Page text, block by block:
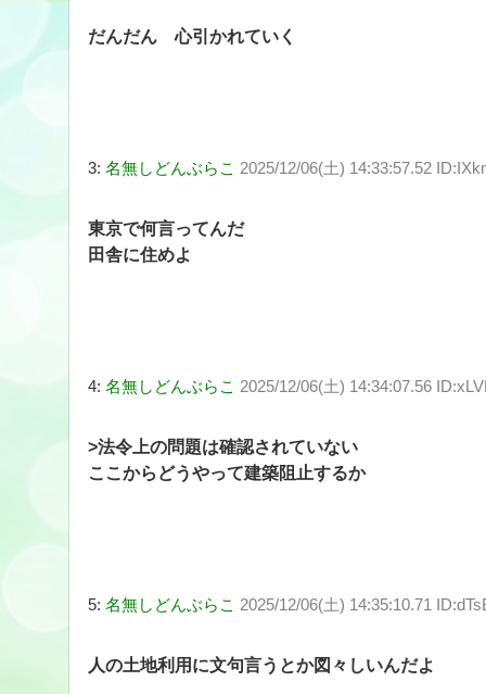
だんだん 心引かれていく
3: 名無しどんぶらこ 2025/12/06(土) 14:33:57.52
東京で何言ってんだ
田舎に住めよ
4: 名無しどんぶらこ 2025/12/06(土) 14:34:07.56
>法令上の問題は確認されていない
ここからどうやって建築阻止するか
5: 名無しどんぶらこ 2025/12/06(土) 14:35:10.71
人の土地利用に文句言うとか図々しいんだよ